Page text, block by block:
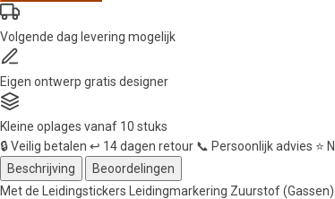
(Gassen)
aantal
Volgende dag levering mogelijk
Eigen ontwerp gratis designer
Kleine oplages vanaf 10 stuks
🔒Veilig betalen ↩️ 14 dagen retour 📞 Persoonlijk advies ⭐
Beschrijving
Beoordelingen
Met de Leidingstickers Leidingmarkering Zuurstof